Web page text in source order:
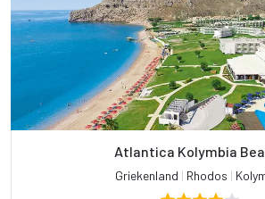
Atlantica Kolymbia
Griekenland | Rhodos |